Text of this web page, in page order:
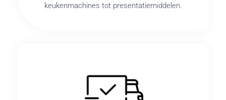
keukenmachines tot presentatiemiddelen.